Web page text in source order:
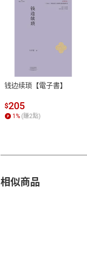
付款方式
ATM轉帳、信用卡、
钱边续琐【電子書】
$205
1 % (賺2點)
相似商品